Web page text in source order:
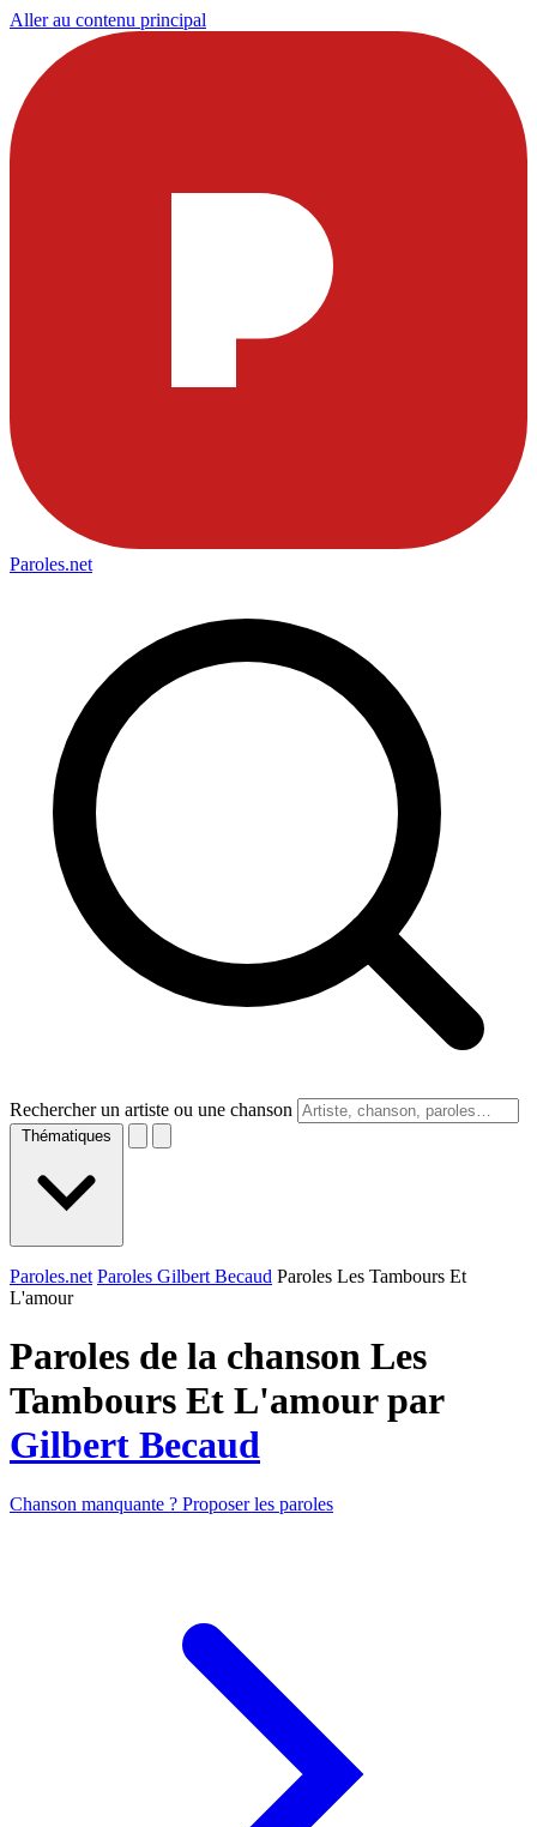
Aller au contenu principal
Paroles.net
Rechercher un artiste ou une chanson
Thématiques
Paroles.net Paroles Gilbert Becaud Paroles Les Tambours Et
L'amour
Paroles de la chanson Les
Tambours Et L'amour par
Gilbert Becaud
Chanson manquante ? Proposer les paroles